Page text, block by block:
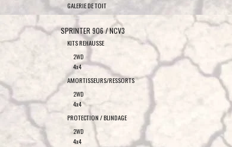
GALERIE DE TOIT
SPRINTER 906 / NCV3
KITS REHAUSSE
2WD
4x4
AMORTISSEURS/RESSORTS
2WD
4x4
PROTECTION / BLINDAGE
2WD
4x4